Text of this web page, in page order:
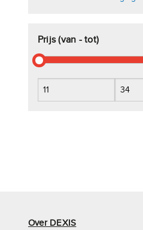
Prijs (van - tot)
Over DEXIS